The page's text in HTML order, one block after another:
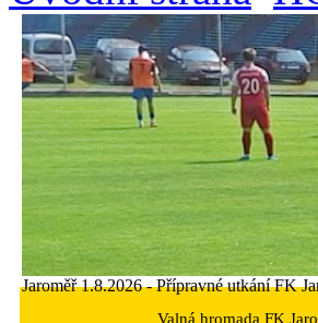
Jaroměř 1.8.2026 - Přípravné utkání FK
Valná hromada FK